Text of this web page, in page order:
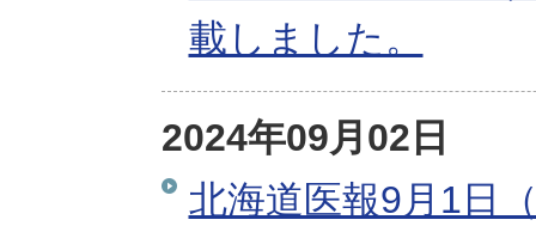
載しました。
2024年09月02日
北海道医報9月1日